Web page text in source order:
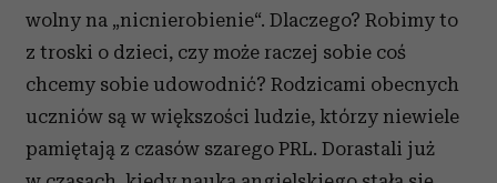
wolny na „nicnierobienie“. Dlaczego? Robimy to
z troski o dzieci, czy może raczej sobie coś
chcemy sobie udowodnić? Rodzicami obecnych
uczniów są w większości ludzie, którzy niewiele
pamiętają z czasów szarego PRL. Dorastali już